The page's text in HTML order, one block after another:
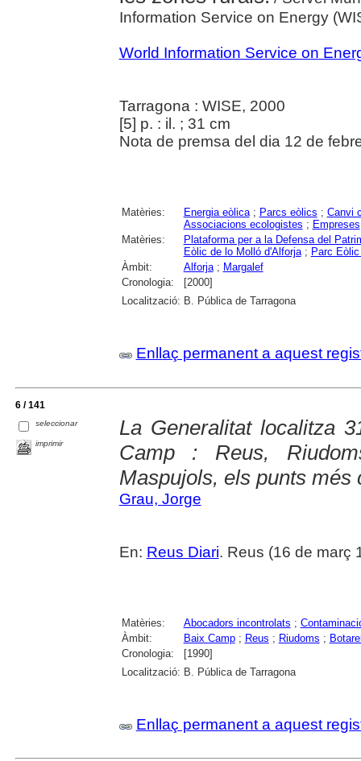
Information Service on Energy
World Information Service on
Tarragona : WISE, 2000
[5] p. : il. ; 31 cm
Nota de premsa del dia 12 de
Matèries: Energia eòlica; Parcs eòlics ; Canvi
Associacions ecologistes ; Empreses
Matèries:
Plataforma per a la Defensa del
Eòlic de lo Molló d'Alforja; Parc
Àmbit:
Alforja; Margalef
Cronologia:
[2000]
Localització: B. Pública de Tarragona
Enllaç permanent a aquest
6 / 141
seleccionar
imprimir
La Generalitat localitza
Camp : Reus,
Maspujols, els punts més
Grau, Jorge
En: Reus Diari. Reus (16 de març
Matèries: Abocadors incontrolats ;
Àmbit:
Baix Camp; Reus ; Riudoms ;
Cronologia:
[1990]
Localització: B. Pública de Tarragona
Enllaç permanent a aquest